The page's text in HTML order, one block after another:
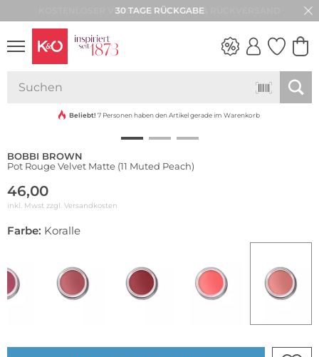
30 TAGE RÜCKGABE
VIBES
Beliebt! 7 Personen haben den Artikel gerade im Warenkorb
BOBBI BROWN
Pot Rouge Velvet Matte (11 Muted Peach)
46,00
inkl. Mwst zzgl. Versandkosten
Farbe: Koralle